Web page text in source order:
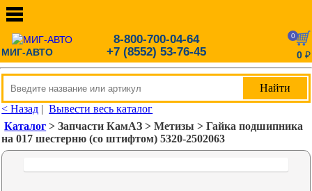
МИГ-АВТО
8-800-700-04-64
+7 (8552) 53-76-45
0
0 ₽
< Назад |Вывести весь каталог
Каталог > Запчасти КамАЗ > Метизы > Гайка подшипника
на 017 шестерню (со штифтом) 5320-2502063